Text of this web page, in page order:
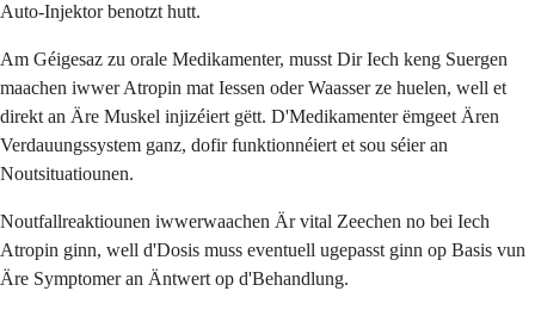
Auto-Injektor benotzt hutt.
Am Géigesaz zu orale Medikamenter, musst Dir Iech keng Suergen
maachen iwwer Atropin mat Iessen oder Waasser ze huelen, well et
direkt an Äre Muskel injizéiert gëtt. D'Medikamenter ëmgeet Ären
Verdauungssystem ganz, dofir funktionnéiert et sou séier an
Noutsituatiounen.
Noutfallreaktiounen iwwerwaachen Är vital Zeechen no bei Iech
Atropin ginn, well d'Dosis muss eventuell ugepasst ginn op Basis vun
Äre Symptomer an Äntwert op d'Behandlung.